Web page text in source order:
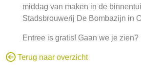
middag van maken in de
Stadsbrouwerij De Bombazijn in
Entree is gratis! Gaan we je zien?
Terug naar overzicht